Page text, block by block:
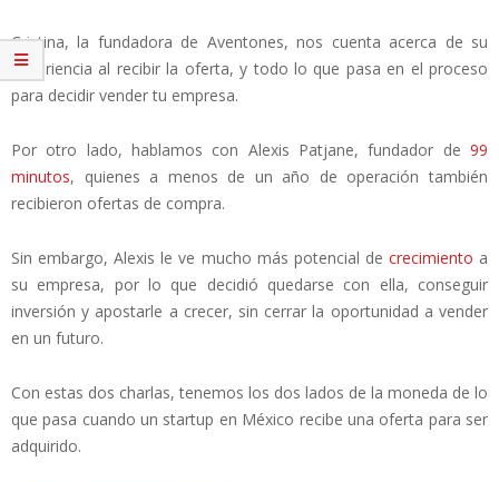
Cristina, la fundadora de Aventones, nos cuenta acerca de su
experiencia al recibir la oferta, y todo lo que pasa en el proceso
para decidir vender tu empresa.
Por otro lado, hablamos con Alexis Patjane, fundador de 99
minutos, quienes a menos de un año de operación también
recibieron ofertas de compra.
Sin embargo, Alexis le ve mucho más potencial de crecimiento a
su empresa, por lo que decidió quedarse con ella, conseguir
inversión y apostarle a crecer, sin cerrar la oportunidad a vender
en un futuro.
Con estas dos charlas, tenemos los dos lados de la moneda de lo
que pasa cuando un startup en México recibe una oferta para ser
adquirido.